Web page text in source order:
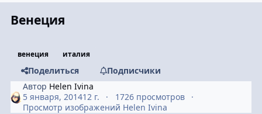
Венеция
венеция италия
Поделиться
Подписчики
Автор Helen Ivina
5 января, 201412 г.
1726 просмотров
Просмотр изображений Helen Ivina